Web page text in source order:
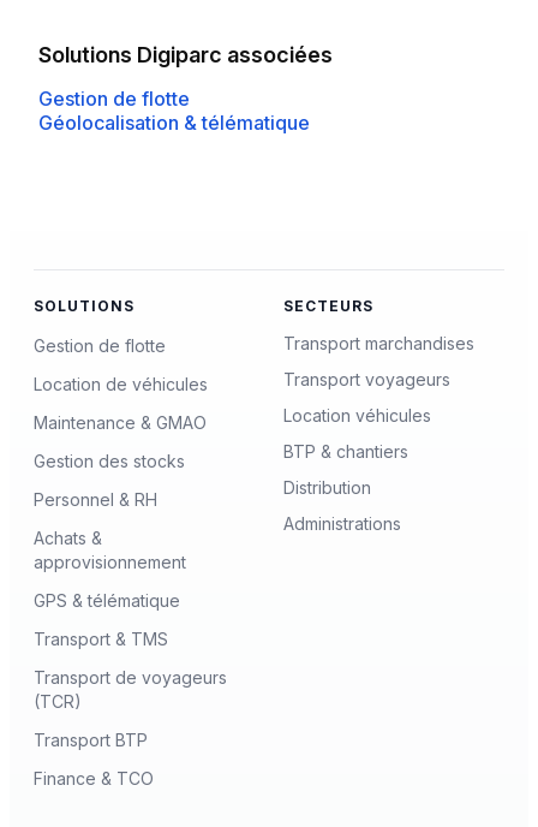
Solutions Digiparc associées
Gestion de flotte
Géolocalisation & télématique
SOLUTIONS
Gestion de flotte
Location de véhicules
Maintenance & GMAO
Gestion des stocks
Personnel & RH
Achats &
approvisionnement
GPS & télématique
Transport & TMS
Transport de voyageurs
(TCR)
Transport BTP
Finance & TCO
SECTEURS
Transport marchandises
Transport voyageurs
Location véhicules
BTP & chantiers
Distribution
Administrations